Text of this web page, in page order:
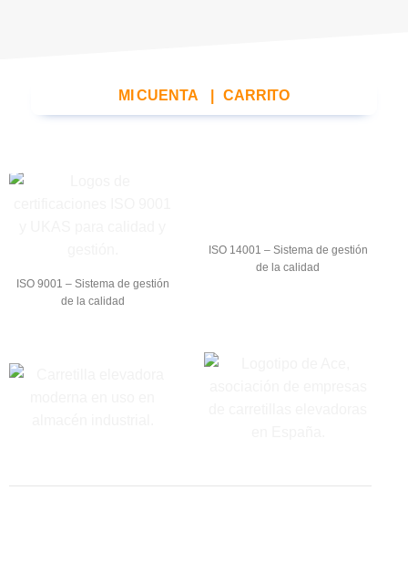
MI CUENTA CARRITO
ISO 9001 – Sistema de gestión
de la calidad
ISO 14001 – Sistema de gestión
de la calidad